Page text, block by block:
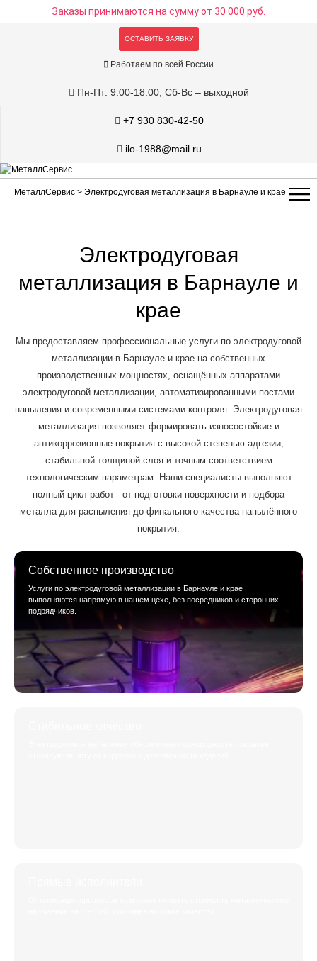
Заказы принимаются на суммуот 30 000 руб.
ОСТАВИТЬ ЗАЯВКУ
Работаем по всей России
Пн-Пт: 9:00-18:00, Сб-Вс – выходной
+7 930 830-42-50
ilo-1988@mail.ru
МеталлСервис > Электродуговая металлизация в Барнауле и крае
Электродуговая
металлизация в Барнауле и
крае
Мы предоставляем профессиональные услуги по электродуговой
металлизации в Барнауле и крае на собственных
производственных мощностях, оснащённых аппаратами
электродуговой металлизации, автоматизированными постами
напыления и современными системами контроля. Электродуговая
металлизация позволяет формировать износостойкие и
антикоррозионные покрытия с высокой степенью адгезии,
стабильной толщиной слоя и точным соответствием
технологическим параметрам. Наши специалисты выполняют
полный цикл работ - от подготовки поверхности и подбора
металла для распыления до финального качества напылённого
покрытия.
Собственное производство
Услуги по электродуговой металлизации в Барнауле и крае
выполняются напрямую в нашем цехе, без посредников и сторонних
подрядчиков.